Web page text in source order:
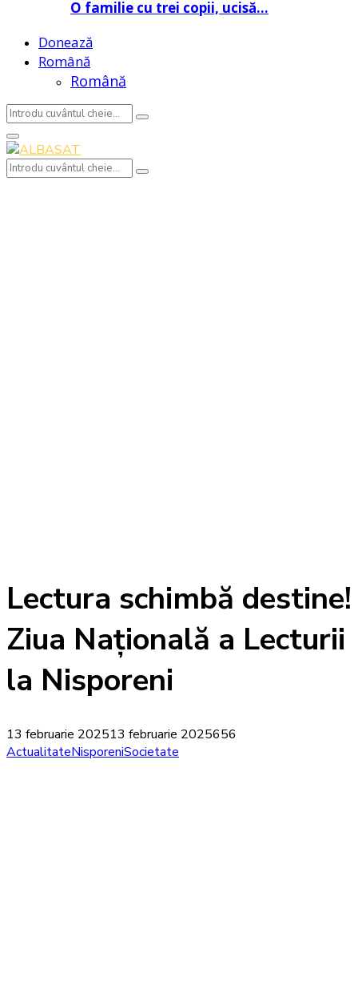
O familie cu trei copii, ucisă…
Donează
Română
Română
Search
for:
Search
Primary
Menu
Search
Search
Lectura schimbă destine!
Ziua Națională a Lecturii
la Nisporeni
13 februarie 202513 februarie 2025656
ActualitateNisporeniSocietate